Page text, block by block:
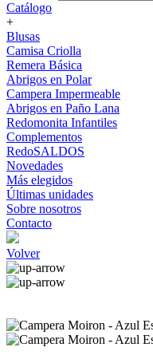
Catálogo
+
Blusas
Camisa Criolla
Remera Básica
Abrigos en Polar
Campera Impermeable
Abrigos en Paño Lana
Redomonita Infantiles
Complementos
RedoSALDOS
Novedades
Más elegidos
Últimas unidades
Sobre nosotros
Contacto
Volver